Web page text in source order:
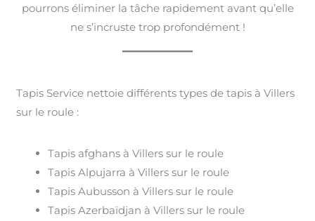
pourrons éliminer la tâche rapidement avant qu’elle
ne s’incruste trop profondément !
Tapis Service nettoie différents types de tapis à Villers
sur le roule :
Tapis afghans à Villers sur le roule
Tapis Alpujarra à Villers sur le roule
Tapis Aubusson à Villers sur le roule
Tapis Azerbaïdjan à Villers sur le roule